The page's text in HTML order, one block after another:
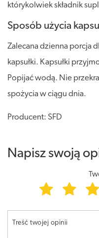
którykolwiek składnik
Sposób użycia
Zalecana dzienna porcja
kapsułki. Kapsułki
Popijać wodą. Nie
spożycia w ciągu dnia.
Producent: SFD
Napisz swoją
Treść twojej opinii